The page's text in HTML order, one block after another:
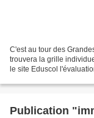
C'est au tour des
trouvera la grille
le site Eduscol
Publication